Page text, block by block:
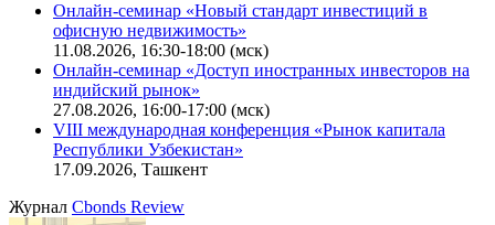
Онлайн-семинар «Новый стандарт инвестиций в
офисную недвижимость»
11.08.2026, 16:30-18:00 (мск)
Онлайн-семинар «Доступ иностранных инвесторов на
индийский рынок»
27.08.2026, 16:00-17:00 (мск)
VIII международная конференция «Рынок капитала
Республики Узбекистан»
17.09.2026, Ташкент
Журнал Cbonds Review